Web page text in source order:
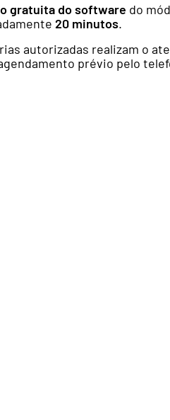
gratuita do software do
20 minutos.
autorizadas realizam o
prévio pelo